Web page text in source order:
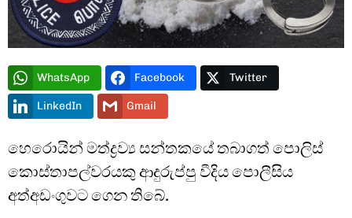
WhatsApp Facebook Twitter
LinkedIn Gmail
හෙරොයින් මත්ද්‍රව්‍ය සන්තකයේ තබාගත් පොලිස්
කොස්තාපල්වරයකු ආදුරුප්පු වීදිය පොලීසිය
අත්අඩංගුවට ගෙන තිබේ.